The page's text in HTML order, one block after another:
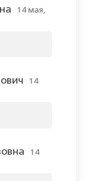
14 мая,
14
14